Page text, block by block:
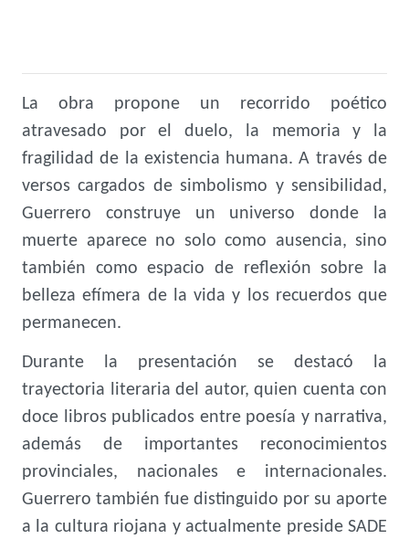
La obra propone un recorrido poético
atravesado por el duelo, la memoria y la
fragilidad de la existencia humana. A través de
versos cargados de simbolismo y sensibilidad,
Guerrero construye un universo donde la
muerte aparece no solo como ausencia, sino
también como espacio de reflexión sobre la
belleza efímera de la vida y los recuerdos que
permanecen.
Durante la presentación se destacó la
trayectoria literaria del autor, quien cuenta con
doce libros publicados entre poesía y narrativa,
además de importantes reconocimientos
provinciales, nacionales e internacionales.
Guerrero también fue distinguido por su aporte
a la cultura riojana y actualmente preside SADE